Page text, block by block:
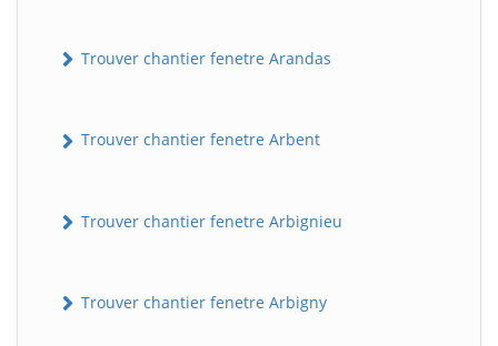
Trouver chantier fenetre Arandas
Trouver chantier fenetre Arbent
Trouver chantier fenetre Arbignieu
Trouver chantier fenetre Arbigny